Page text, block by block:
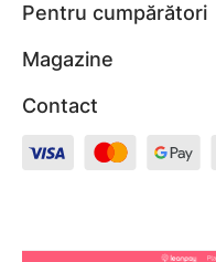
Pentru cumpărători
Magazine
Contact